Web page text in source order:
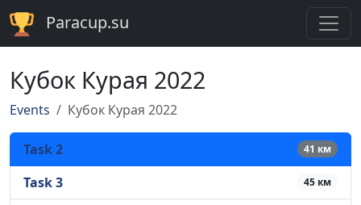
Paracup.su
Кубок Курая 2022
Events Кубок Курая 2022
Task 2 41 км
Task 3 45 км